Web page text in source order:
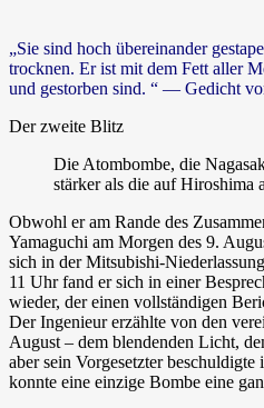
„Sie sind hoch übereinander
trocknen. Er ist mit dem Fett aller
und gestorben sind. “ — Gedicht
Der zweite Blitz
Die Atombombe, die
stärker als die auf Hiroshima
Obwohl er am Rande des
Yamaguchi am Morgen des 9.
sich in der Mitsubishi-
11 Uhr fand er sich in einer
wieder, der einen vollständigen
Der Ingenieur erzählte von den
August – dem blendenden Licht,
aber sein Vorgesetzter
konnte eine einzige Bombe eine